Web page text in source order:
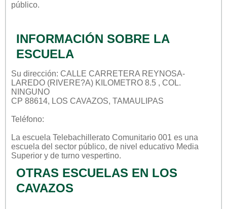
público.
INFORMACIÓN SOBRE LA
ESCUELA
Su dirección: CALLE CARRETERA REYNOSA-
LAREDO (RIVERE?A) KILOMETRO 8.5 , COL.
NINGUNO
CP 88614, LOS CAVAZOS, TAMAULIPAS
Teléfono:
La escuela Telebachillerato Comunitario 001 es una
escuela del sector público, de nivel educativo Media
Superior y de turno vespertino.
OTRAS ESCUELAS EN LOS
CAVAZOS